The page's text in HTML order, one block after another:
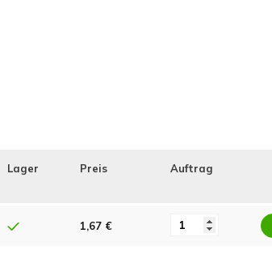
Lager Preis Auftrag
1,67 €